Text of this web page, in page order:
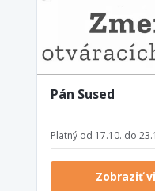
Pán Sused
Platný od 17.10. do
Zobraziť